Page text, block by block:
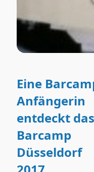
Eine
Anfängerin
entdeckt das
Barcamp
Düsseldorf